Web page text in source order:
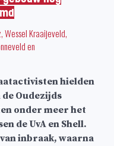
,Wessel Kraaijeveld,
en
hielden
de Oudezijds
onder meer het
de UvA en Shell.
inbraak, waarna